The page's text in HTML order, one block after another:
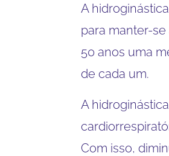
A
para manter-
50 anos uma
de cada um.
A
Com isso,